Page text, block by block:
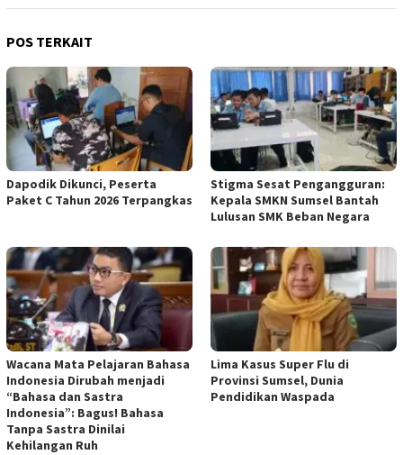
POS TERKAIT
Dapodik Dikunci, Peserta
Paket C Tahun 2026 Terpangkas
Stigma Sesat Pengangguran:
Kepala SMKN Sumsel Bantah
Lulusan SMK Beban Negara
Wacana Mata Pelajaran Bahasa
Indonesia Dirubah menjadi
“Bahasa dan Sastra
Indonesia”: Bagus! Bahasa
Tanpa Sastra Dinilai
Kehilangan Ruh
Lima Kasus Super Flu di
Provinsi Sumsel, Dunia
Pendidikan Waspada